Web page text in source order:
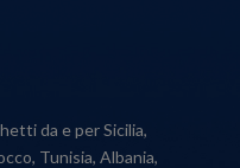
da e per Sicilia,
Tunisia, Albania,